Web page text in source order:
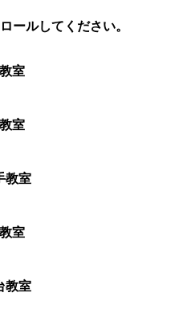
ールしてください。
室
室
教室
室
教室